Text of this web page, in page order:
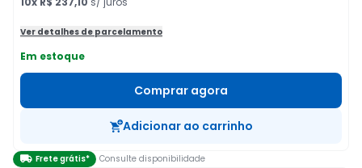
Ver detalhes de parcelamento
Em estoque
Comprar agora
Adicionar ao carrinho
 Frete grátis* Consulte disponibilidade